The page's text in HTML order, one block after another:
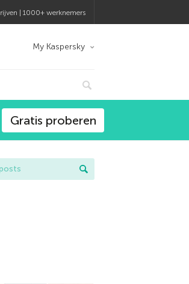
| 1000+ werknemers
My Kaspersky
Gratis proberen